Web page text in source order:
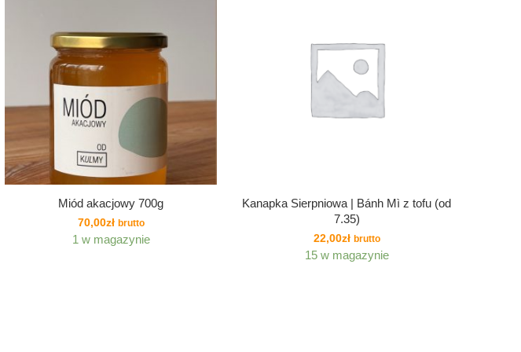
Miód akacjowy 700g
70,00zł brutto
1 w magazynie
Kanapka Sierpniowa | Bánh Mì z tofu (od
7.35)
22,00zł brutto
15 w magazynie